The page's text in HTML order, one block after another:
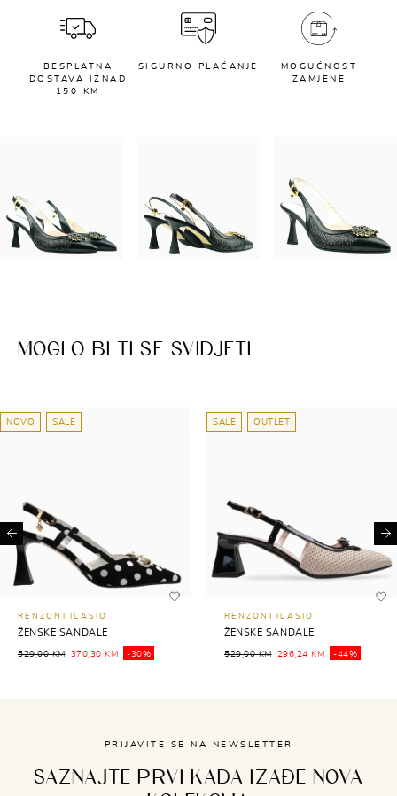
BESPLATNA
DOSTAVA IZNAD
150 KM
SIGURNO PLAĆANJE
MOGUĆNOST
ZAMJENE
MOGLO BI TI SE SVIDJETI
NOVO SALE
RENZONI ILASIO
ŽENSKE SANDALE
529,00 KM 370,30 KM -30%
SALE OUTLET
RENZONI ILASIO
ŽENSKE SANDALE
529,00 KM 296,24 KM -44%
Previous
PRIJAVITE SE NA NEWSLETTER
SAZNAJTE PRVI KADA IZAĐE NOVA